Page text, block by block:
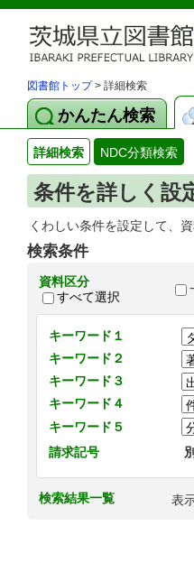
図書館トップ> 詳細検索
かんたん検索
詳細検索 NDC分類検索
条件を詳しく設
くわしい条件を設定して、
検索条件
資料区分
すべて選択
キーワード１
キーワード２
キーワード３
キーワード４
キーワード５
請求記号
検索結果一覧 表